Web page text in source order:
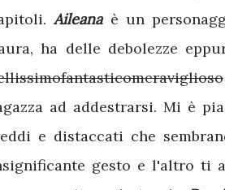
Aileanaè un
ha delle debolezze
ad addestrarsi. Mi è
e distaccati che
gesto e l'altro ti